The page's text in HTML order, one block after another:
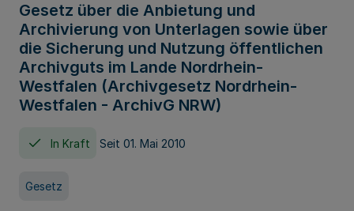
Gesetz über die Anbietung und
Archivierung von Unterlagen sowie über
die Sicherung und Nutzung öffentlichen
Archivguts im Lande Nordrhein-
Westfalen (Archivgesetz Nordrhein-
Westfalen - ArchivG NRW)
In Kraft Seit 01. Mai 2010
Gesetz